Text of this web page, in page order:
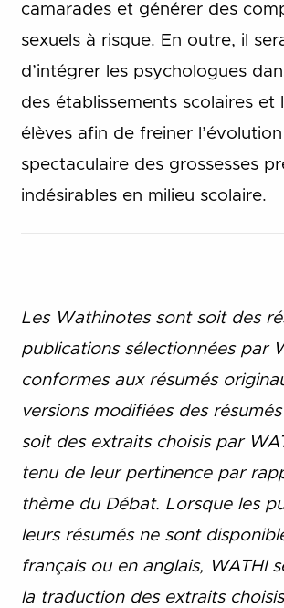
camarades et générer des
sexuels à risque. En outre, il
d’intégrer les psychologues
des établissements scolaires et
élèves afin de freiner l’évolution
spectaculaire des grossesses
indésirables en milieu scolaire.
Les Wathinotes sont soit des
publications sélectionnées par
conformes aux résumés
versions modifiées des
soit des extraits choisis par
tenu de leur pertinence par
thème du Débat. Lorsque les
leurs résumés ne sont
français ou en anglais, WATHI
la traduction des extraits